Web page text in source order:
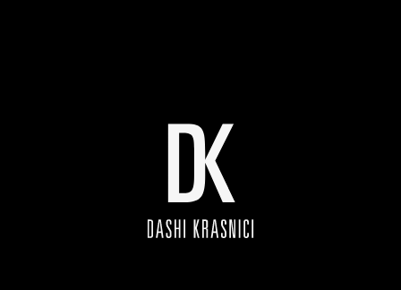
Langes Haar ist Tag für Tag besonderen
Belastungen ausgesetzt, die mit zunehmender
Haarlänge zu deutlichen
Strukturunterschieden führen. Der junge
Haaransatz hat andere Bedürfnisse...